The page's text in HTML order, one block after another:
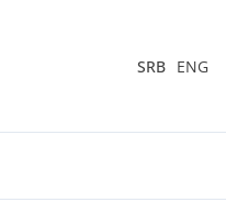
SRB ENG